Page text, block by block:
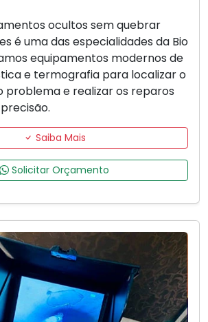
ocultos sem quebrar
é uma das especialidades da Bio
equipamentos modernos de
e termografia para localizar o
problema e realizar os reparos
Saiba Mais
Solicitar Orçamento